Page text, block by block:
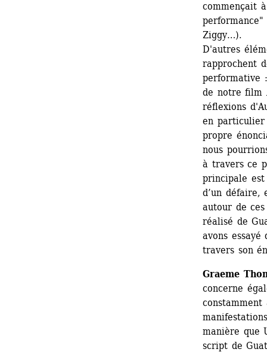
commençait
Ziggy…).
D'autres
rapprochent
performative
de notre film
réflexions
en particulier
propre
nous
à travers ce
principale est
d’un
autour de
réalisé de
avons
travers son
Graeme
concerne
manière que
script de